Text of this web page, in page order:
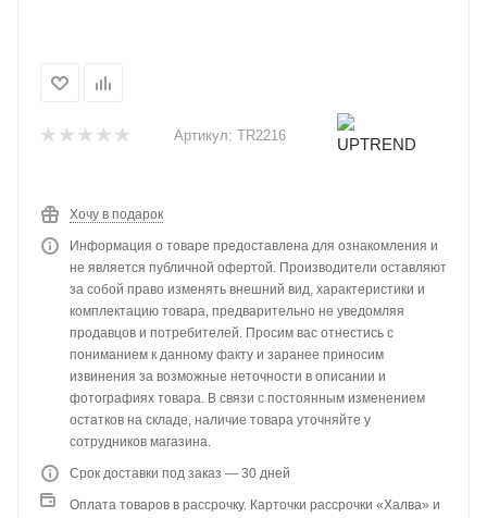
Артикул: TR2216
Хочу в подарок
Информация о товаре предоставлена для ознакомления и
не является публичной офертой. Производители оставляют
за собой право изменять внешний вид, характеристики и
комплектацию товара, предварительно не уведомляя
продавцов и потребителей. Просим вас отнестись с
пониманием к данному факту и заранее приносим
извинения за возможные неточности в описании и
фотографиях товара. В связи с постоянным изменением
остатков на складе, наличие товара уточняйте у
сотрудников магазина.
Срок доставки под заказ — 30 дней
Оплата товаров в рассрочку. Карточки рассрочки «Халва» и